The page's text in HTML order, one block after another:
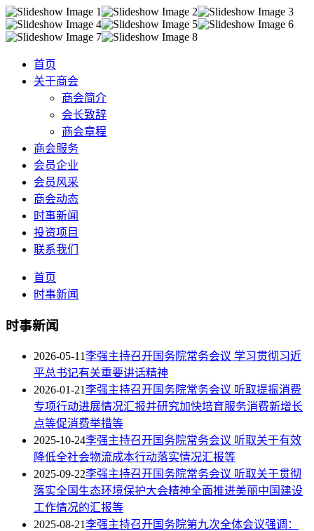
首页
关于商会
商会简介
会长致辞
商会章程
商会服务
会员企业
会员风采
商会动态
时事新闻
投资项目
联系我们
首页
时事新闻
时事新闻
2026-05-11李强主持召开国务院常务会议 学习贯彻习近
平总书记有关重要讲话精神
2026-01-21李强主持召开国务院常务会议 听取提振消费
专项行动进展情况汇报并研究加快培育服务消费新增长
点等促消费举措等
2025-10-24李强主持召开国务院常务会议 听取关于有效
降低全社会物流成本行动落实情况汇报等
2025-09-22李强主持召开国务院常务会议 听取关于贯彻
落实全国生态环境保护大会精神全面推进美丽中国建设
工作情况的汇报等
2025-08-21李强主持召开国务院第九次全体会议强调：